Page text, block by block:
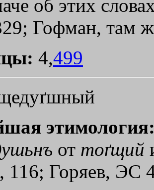
об этих
Гофман, там
4,499
от тоґщий
116; Горяев, ЭС